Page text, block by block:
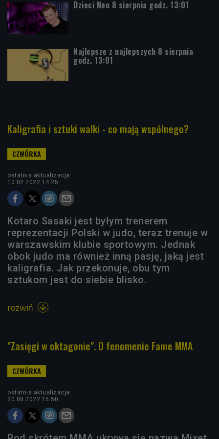
Dzieci Neo 8 sierpnia godz. 13:01
Najlepsze z najlepszych 8 sierpnia
godz. 13:01
Kaligrafia i sztuki walki - co mają wspólnego?
ostatnia aktualizacja:
10.02.2022 14:25
Kotaro Sasaki jest byłym trenerem
reprezentacji Polski w judo, teraz trenuje w
warszawskim klubie sportowym. Jednak
obok judo ma również inną pasję, jaką jest
kaligrafia. Jak przekonuje, obu tym
sztukom jest do siebie blisko.
rozwiń 
"Zasięgi w oktagonie". O fenomenie Fame MMA
ostatnia aktualizacja:
30.08.2022 15:50